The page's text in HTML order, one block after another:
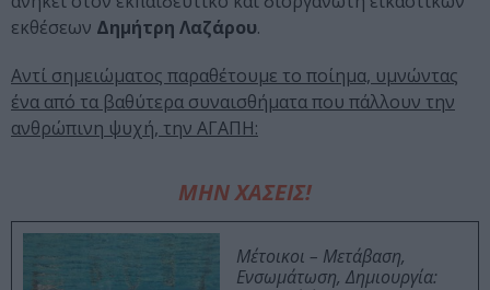
εκθέσεων Δημήτρη Λαζάρου.
Αντί σημειώματος παραθέτουμε το ποίημα, υμνώντας
ένα από τα βαθύτερα συναισθήματα που πάλλουν την
ανθρώπινη ψυχή, την ΑΓΑΠΗ:
ΜΗΝ ΧΑΣΕΙΣ!
Μέτοικοι – Μετάβαση,
Ενσωμάτωση, Δημιουργία: